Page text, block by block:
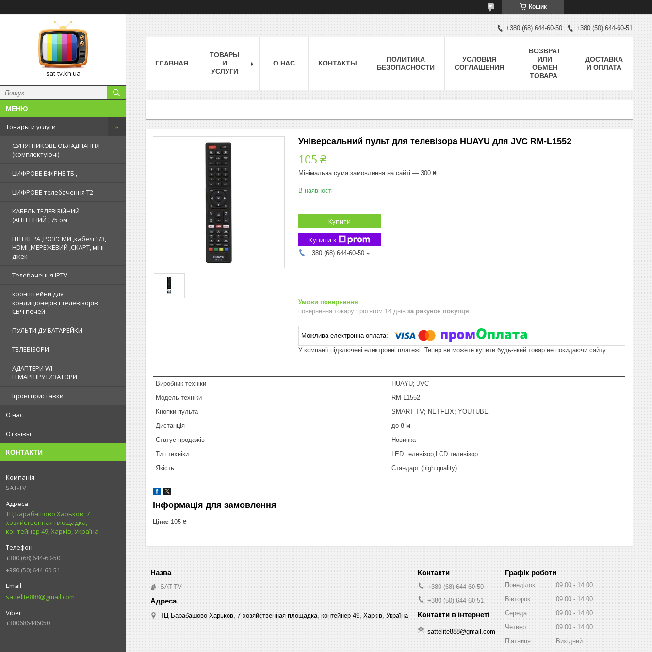
Кошик
sat-tv.kh.ua
Товары и услуги
СУПУТНИКОВЕ ОБЛАДНАННЯ
(комплектуючі)
ЦИФРОВЕ ЕФІРНЕ ТБ ,
ЦИФРОВЕ телебачення Т2
КАБЕЛЬ ТЕЛЕВІЗІЙНИЙ
(АНТЕННИЙ ) 75 ом
ШТЕКЕРА ,РОЗ'ЄМИ ,кабелі 3/3,
HDMI ,МЕРЕЖЕВИЙ ,СКАРТ, міні
джек
Телебачення IPTV
кронштейни для
кондиціонерів і телевізорів
СВЧ печей
ПУЛЬТИ ДУ БАТАРЕЙКИ
ТЕЛЕВІЗОРИ
АДАПТЕРИ WI-
FI.МАРШРУТИЗАТОРИ
Ігрові приставки
О нас
Отзывы
КОНТАКТИ
SAT-TV
ТЦ Барабашово Харьков, 7
хозяйственная площадка,
контейнер 49, Харків, Україна
+380 (68) 644-60-50
+380 (50) 644-60-51
sattelite888@gmail.com
+380686446050
+380 (68) 644-60-50 +380 (50) 644-60-51
ГЛАВНАЯ
ТОВАРЫ
И
УСЛУГИ
О НАС КОНТАКТЫ
ПОЛИТИКА
БЕЗОПАСНОСТИ
УСЛОВИЯ
СОГЛАШЕНИЯ
ВОЗВРАТ
ИЛИ
ОБМЕН
ТОВАРА
ДОСТАВКА
И ОПЛАТА
Універсальний пульт для телевізора HUAYU для JVC RM-L1552
105 ₴
Мінімальна сума замовлення на сайті — 300 ₴
В наявності
Купити
Купити з
+380 (68) 644-60-50
повернення товару протягом 14 днів за рахунок покупця
У компанії підключені електронні платежі. Тепер ви можете купити будь-який товар не покидаючи сайту.
Виробник техніки
HUAYU; JVC
Модель техніки
RM-L1552
Кнопки пульта
SMART TV; NETFLIX; YOUTUBE
Дистанція
до 8 м
Статус продажів
Новинка
Тип техніки
LED телевізор;LCD телевізор
Якість
Стандарт (high quality)
Інформація для замовлення
Ціна: 105 ₴
SAT-TV
ТЦ Барабашово Харьков, 7 хозяйственная площадка, контейнер 49, Харків, Україна
+380 (68) 644-60-50
+380 (50) 644-60-51
sattelite888@gmail.com
Графік роботи
Понеділок 09:00
14:00
Вівторок
09:00
14:00
Середа
09:00
14:00
Четвер
09:00
14:00
Пʼятниця
Вихідний